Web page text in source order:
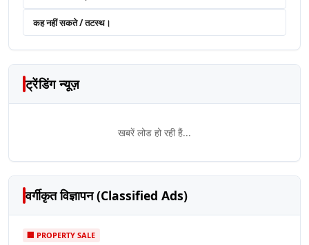
कह नहीं सकते / तटस्थ।
ट्रेंडिंग न्यूज़
खबरें लोड हो रही हैं...
वर्गीकृत विज्ञापन (Classified Ads)
🏢 PROPERTY SALE